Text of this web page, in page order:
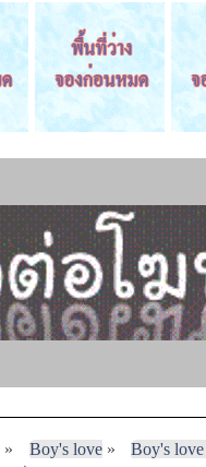
» Boy's love»
Boy's